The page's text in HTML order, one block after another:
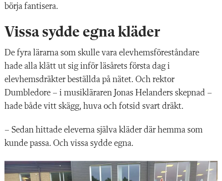
börja fantisera.
Vissa sydde egna kläder
De fyra lärarna som skulle vara elevhemsföreståndare
hade alla klätt ut sig inför läsårets första dag i
elevhemsdräkter beställda på nätet. Och rektor
Dumbledore – i musikläraren Jonas Helanders skepnad –
hade både vitt skägg, huva och fotsid svart dräkt.
– Sedan hittade eleverna själva kläder där hemma som
kunde passa. Och vissa sydde egna.